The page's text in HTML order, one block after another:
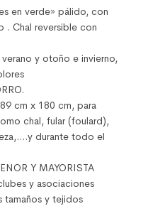
en verde» pálido, con
. Chal reversible con
y otoño e invierno,
cm x 180 cm, para
chal, fular (foulard),
durante todo el
Y MAYORISTA
y asociaciones
tamaños y tejidos